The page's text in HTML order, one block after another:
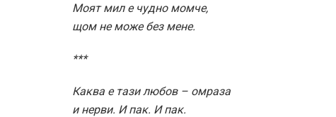
Моят мил е чудно момче,
щом не може без мене.
***
Каква е тази любов – омраза
и нерви. И пак. И пак.